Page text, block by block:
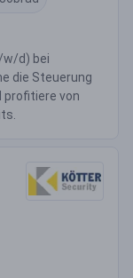
w/d) bei
die Steuerung
profitiere von